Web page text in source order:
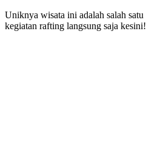
Uniknya wisata ini adalah salah
kegiatan rafting langsung saja